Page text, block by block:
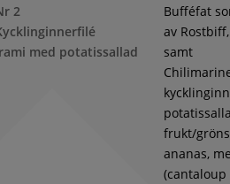
2
med potatissallad
Bufféfat
av
samt
frukt/
ananas,
(cantaloup